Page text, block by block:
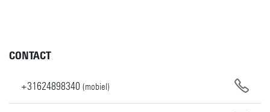
CONTACT
+31624898340 (mobiel)